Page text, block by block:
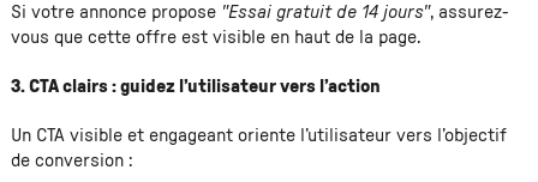
Si votre annonce propose "Essai gratuit de 14 jours", assurez-
vous que cette offre est visible en haut de la page.
3. CTA clairs : guidez l’utilisateur vers l’action
Un CTA visible et engageant oriente l’utilisateur vers l’objectif
de conversion :